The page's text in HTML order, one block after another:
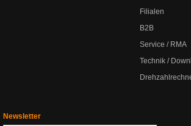
Filialen
B2B
Service / RMA
Technik /
Newsletter